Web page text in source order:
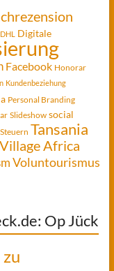
Digitale
Facebook Honorar
Kundenbeziehung
Personal Branding
Slideshow social
Steuern Tansania
Village Africa
Voluntourismus
Op Jück